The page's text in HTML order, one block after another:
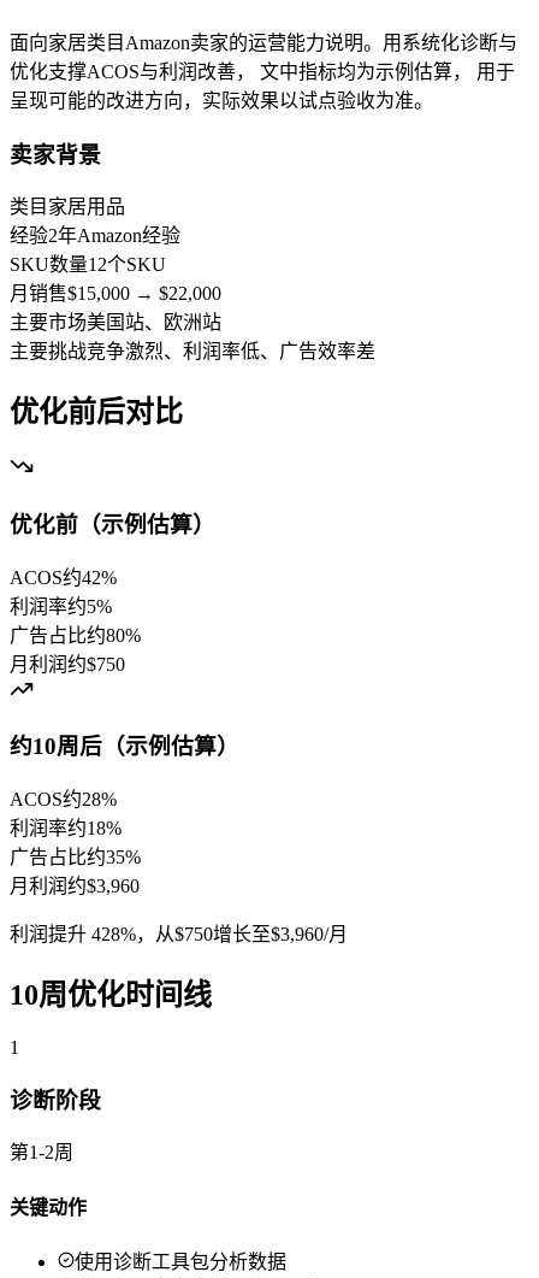
面向家居类目Amazon卖家的运营能力说明。用系统化诊断与
优化支撑ACOS与利润改善， 文中指标均为示例估算， 用于
呈现可能的改进方向，实际效果以试点验收为准。
卖家背景
类目 家居用品
经验2年Amazon经验
SKU数量12个SKU
月销售$15,000 → $22,000
主要市场美国站、欧洲站
主要挑战竞争激烈、利润率低、广告效率差
优化前后对比
优化前（示例估算）
ACOS约42%
利润率约5%
广告占比约80%
月利润约$750
约10周后（示例估算）
ACOS约28%
利润率约18%
广告占比约35%
月利润约$3,960
利润提升 428%，从$750增长至$3,960/月
10周优化时间线
1
诊断阶段
第1-2周
关键动作
使用诊断工具包分析数据